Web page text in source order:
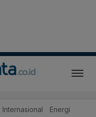
Internasional Energi